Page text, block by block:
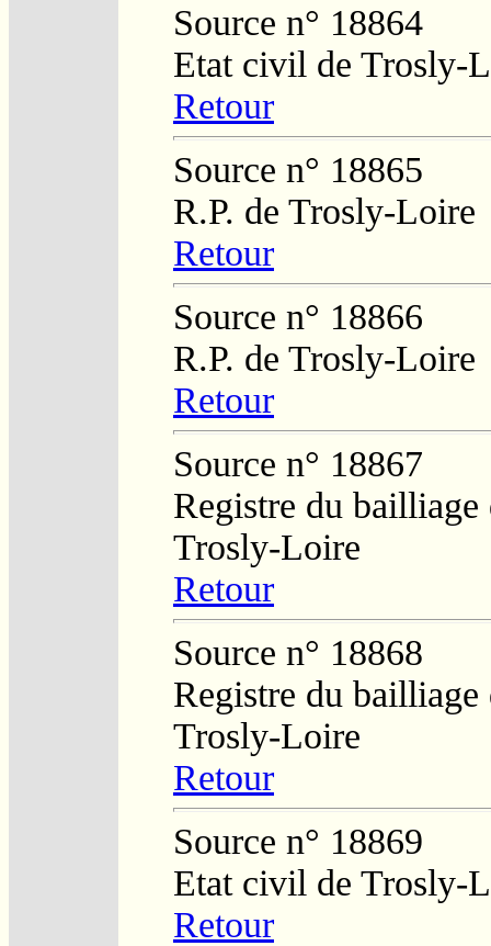
Source n° 18864
Etat civil de Trosly-
Retour
Source n° 18865
R.P. de Trosly-Loire
Retour
Source n° 18866
R.P. de Trosly-Loire
Retour
Source n° 18867
Registre du bailliage
Trosly-Loire
Retour
Source n° 18868
Registre du bailliage
Trosly-Loire
Retour
Source n° 18869
Etat civil de Trosly-
Retour